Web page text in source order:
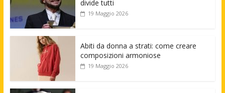
divide tutti
19 Maggio 2026
Abiti da donna a strati: come creare
composizioni armoniose
19 Maggio 2026